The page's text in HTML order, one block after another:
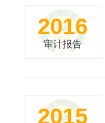
2016
审计报告
2015